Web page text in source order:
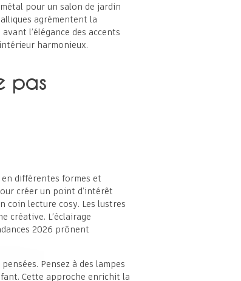
pour un salon de jardin
agrémentent la
l’élégance des accents
harmonieux.
pas
en différentes formes et
créer un point d’intérêt
coin lecture cosy. Les lustres
créative. L’éclairage
2026 prônent
Pensez à des lampes
Cette approche enrichit la